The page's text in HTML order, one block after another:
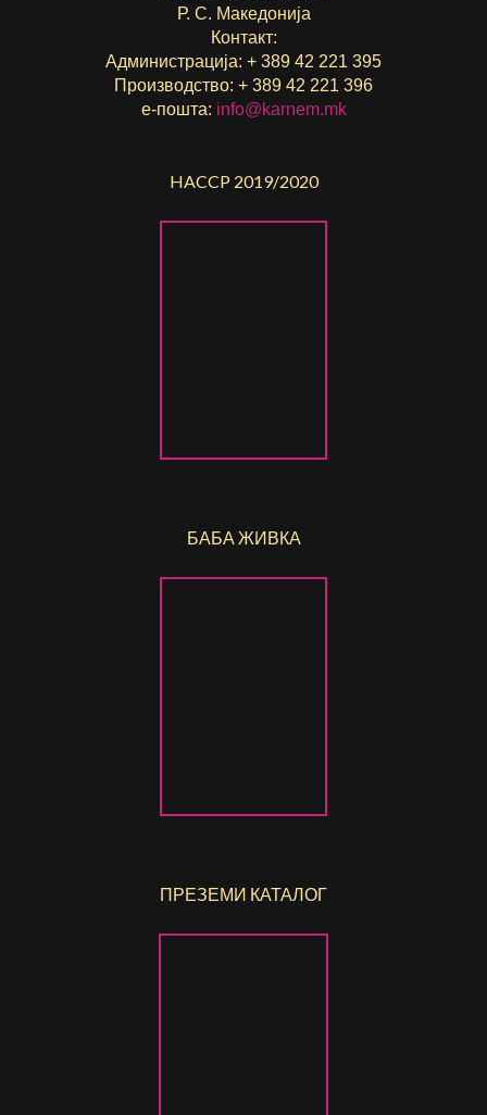
Р. С. Македонија
Контакт:
Администрација: + 389 42 221 395
Производство: + 389 42 221 396
е-пошта: info@karnem.mk
HACCP 2019/2020
БАБА ЖИВКА
ПРЕЗЕМИ КАТАЛОГ